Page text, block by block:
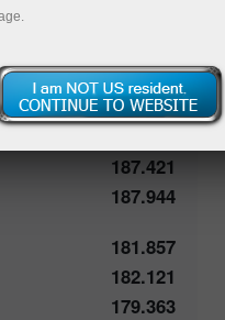
181.858
187.421
187.944
181.857
182.121
179.363